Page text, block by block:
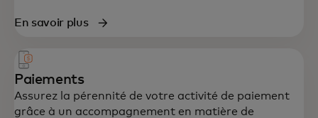
En savoir plus
Paiements
Assurez la pérennité de votre activité de paiement
grâce à un accompagnement en matière de